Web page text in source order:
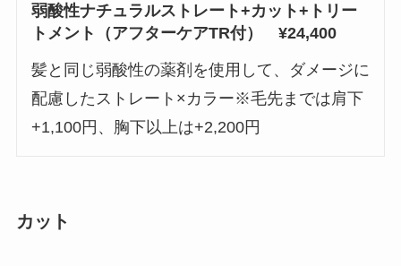
弱酸性ナチュラルストレート+カット+トリー
トメント（アフターケアTR付） ¥24,400
髪と同じ弱酸性の薬剤を使用して、ダメージに
配慮したストレート×カラー※毛先までは肩下
+1,100円、胸下以上は+2,200円
カット